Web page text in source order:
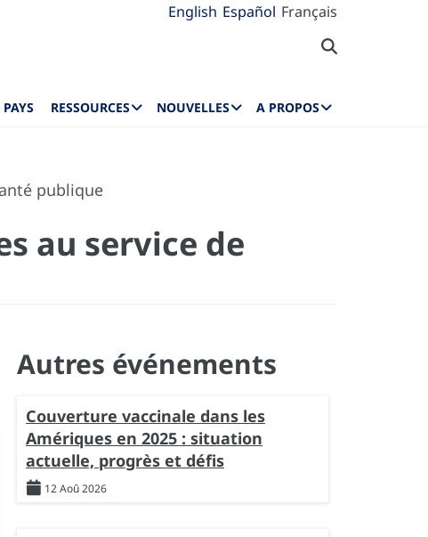
English Español Français
PAYS RESSOURCES NOUVELLES A PROPOS
publique
au service de
Autres événements
Couverture vaccinale dans les
Amériques en 2025 : situation
actuelle, progrès et défis
12 Aoû 2026